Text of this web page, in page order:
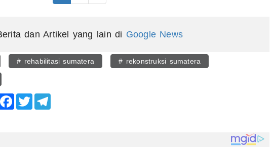
dan Artikel yang lain di Google News
# rehabilitasi sumatera # rekonstruksi sumatera
Facebook
Twitter